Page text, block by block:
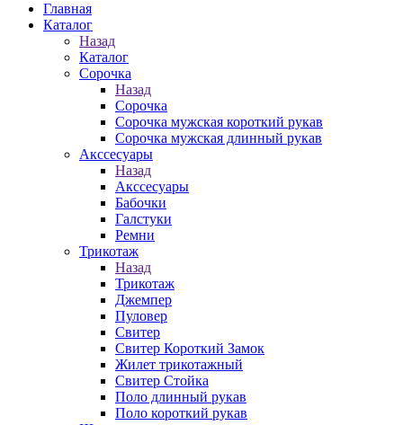
Главная
Каталог
Назад
Каталог
Сорочка
Назад
Сорочка
Сорочка мужская короткий рукав
Сорочка мужская длинный рукав
Акссесуары
Назад
Акссесуары
Бабочки
Галстуки
Ремни
Трикотаж
Назад
Трикотаж
Джемпер
Пуловер
Свитер
Свитер Короткий Замок
Жилет трикотажный
Свитер Стойка
Поло длинный рукав
Поло короткий рукав